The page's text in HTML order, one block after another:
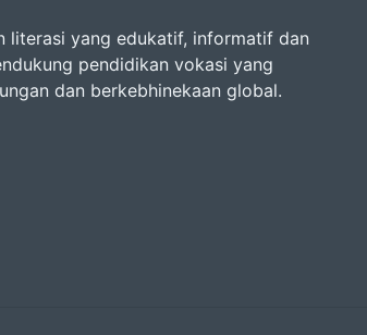
literasi yang edukatif, informatif dan
pendidikan vokasi yang
dan berkebhinekaan global.